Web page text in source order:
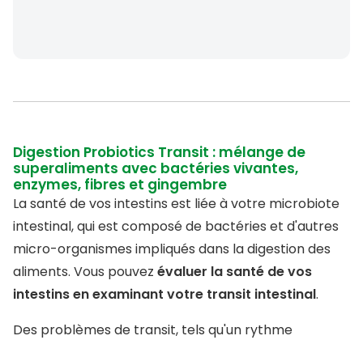
Digestion Probiotics Transit : mélange de
superaliments avec bactéries vivantes,
enzymes, fibres et gingembre
La santé de vos intestins est liée à votre microbiote
intestinal, qui est composé de bactéries et d'autres
micro-organismes impliqués dans la digestion des
aliments. Vous pouvez évaluer la santé de vos
intestins en examinant votre transit intestinal.
Des problèmes de transit, tels qu'un rythme